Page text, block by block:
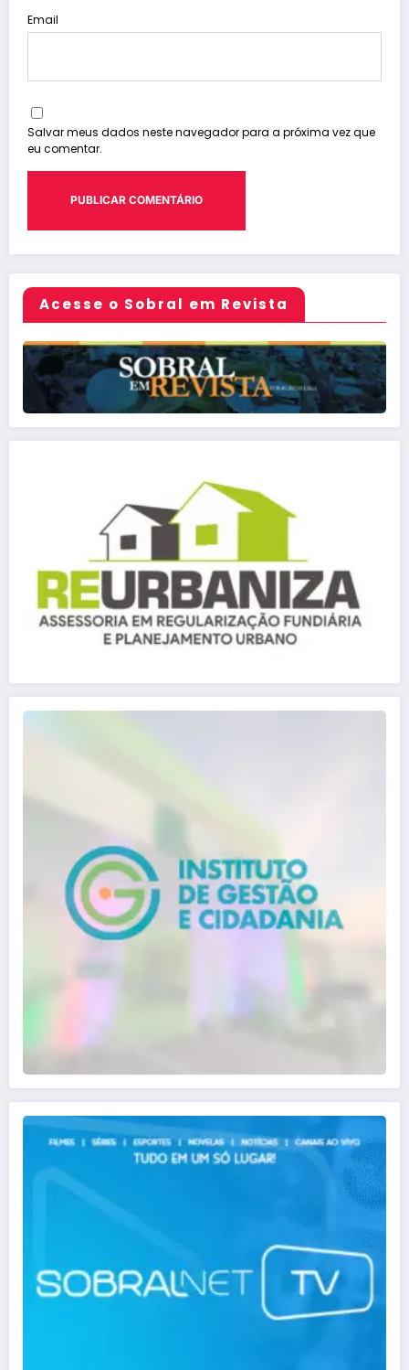
Email
Salvar meus dados neste navegador para a próxima vez que
eu comentar.
Acesse o Sobral em Revista